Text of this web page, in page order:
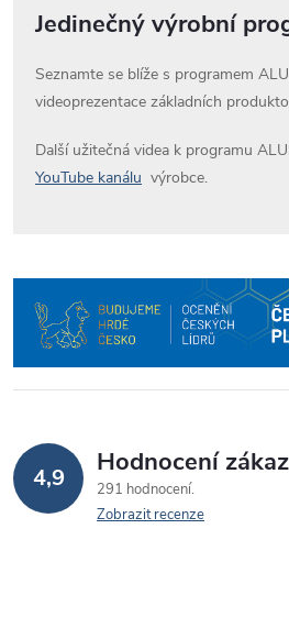
Jedinečný výrobní
Seznamte se blíže s programem
videoprezentace základních
Další užitečná videa k programu
YouTube kanálu výrobce.
4,9 Hodnocení
291 hodnocení
Zobrazit recenze